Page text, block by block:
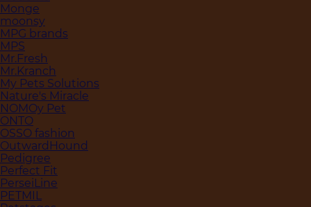
Monge
moonsy
MPG brands
MPS
Mr.Fresh
Mr.Kranch
My Pets Solutions
Nature's Miracle
NOMOy Pet
ONTO
OSSO fashion
OutwardHound
Pedigree
Perfect Fit
PerseiLine
PETMIL